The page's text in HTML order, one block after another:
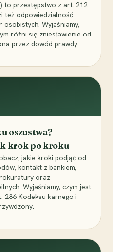
to przestępstwo z art. 212
też odpowiedzialność
Wyjaśniamy,
różni się zniesławienie od
przez dowód prawdy.
oszustwa?
krok po kroku
jakie kroki podjąć od
kontakt z bankiem,
oraz
Wyjaśniamy, czym jest
286 Kodeksu karnego i